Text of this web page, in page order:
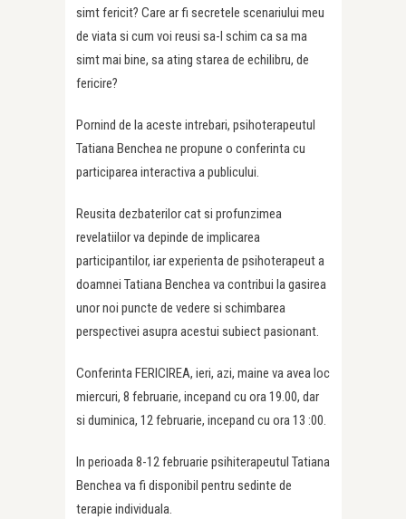
simt fericit? Care ar fi secretele scenariului meu
de viata si cum voi reusi sa-l schim ca sa ma
simt mai bine, sa ating starea de echilibru, de
fericire?
Pornind de la aceste intrebari, psihoterapeutul
Tatiana Benchea ne propune o conferinta cu
participarea interactiva a publicului.
Reusita dezbaterilor cat si profunzimea
revelatiilor va depinde de implicarea
participantilor, iar experienta de psihoterapeut a
doamnei Tatiana Benchea va contribui la gasirea
unor noi puncte de vedere si schimbarea
perspectivei asupra acestui subiect pasionant.
Conferinta FERICIREA, ieri, azi, maine va avea loc
miercuri, 8 februarie, incepand cu ora 19.00, dar
si duminica, 12 februarie, incepand cu ora 13 :00.
In perioada 8-12 februarie psihiterapeutul Tatiana
Benchea va fi disponibil pentru sedinte de
terapie individuala.